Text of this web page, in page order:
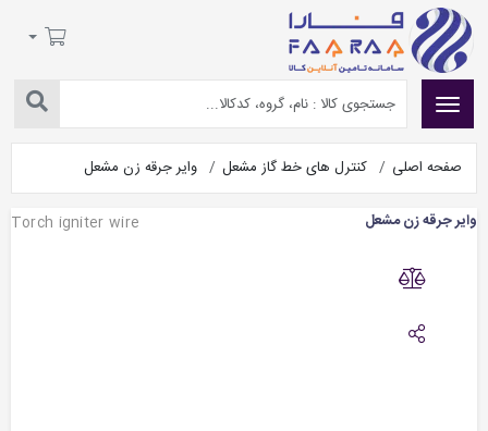
صفحه اصلی کنترل های خط گاز مشعل وایر جرقه زن مشعل
وایر جرقه زن مشعل Torch igniter wire